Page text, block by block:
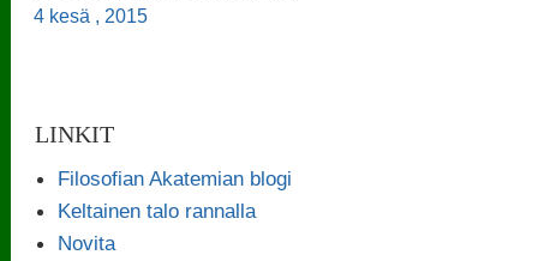
4 kesä , 2015
LINKIT
Filosofian Akatemian blogi
Keltainen talo rannalla
Novita